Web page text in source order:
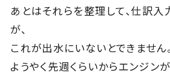
あとはそれらを整理して、仕訳入
が、
これが出水にいないとできません。
ようやく先週くらいからエンジン